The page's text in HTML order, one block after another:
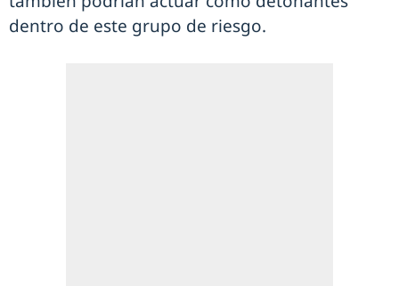
dentro de este grupo de riesgo.